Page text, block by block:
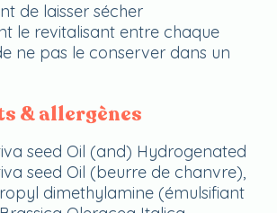
de laisser sécher
le revitalisant entre chaque
ne pas le conserver dans un
& allergènes
seed Oil (and) Hydrogenated
seed Oil (beurre de chanvre),
dimethylamine (émulsifiant